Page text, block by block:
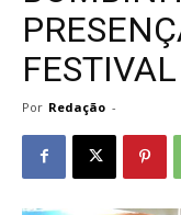
Por Redação -